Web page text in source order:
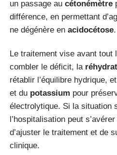
un passage au cétonémètre
différence, en permettant
ne dégénère en acidocétose.
Le traitement vise avant tout
combler le déficit, la
rétablir l’équilibre hydrique,
et du potassium pour
électrolytique. Si la situation
l’hospitalisation peut
d’ajuster le traitement et de
clinique.